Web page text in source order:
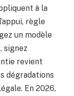
à la
règle
un modèle
signez
revient
dégradations
En 2026,